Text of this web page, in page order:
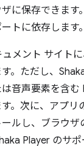
に保存できます
トに依存します。
メント サイトに
。ただし、
音声要素を含む
。次に、アプリ
ルし、ブラウザ
Player のサ